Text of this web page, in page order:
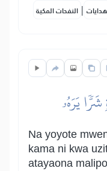
النفحات المكية | هدايات
يَرَهُۥ
Na yoyote
kama ni kwa
atayaona